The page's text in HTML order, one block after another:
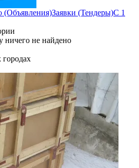
(Объявления)Заявки (Тендеры)С 1
ничего не найдено
городах